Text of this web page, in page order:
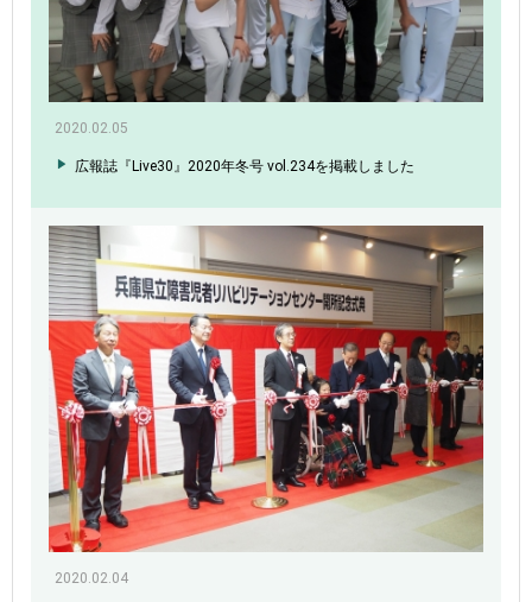
2020.02.05
広報誌『Live30』2020年冬号 vol.234を掲載しました
2020.02.04